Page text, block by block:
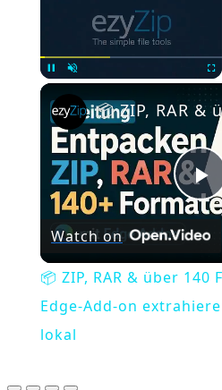
Watch on
📦 ZIP, RAR & über 140
Edge-Add-on
lokal